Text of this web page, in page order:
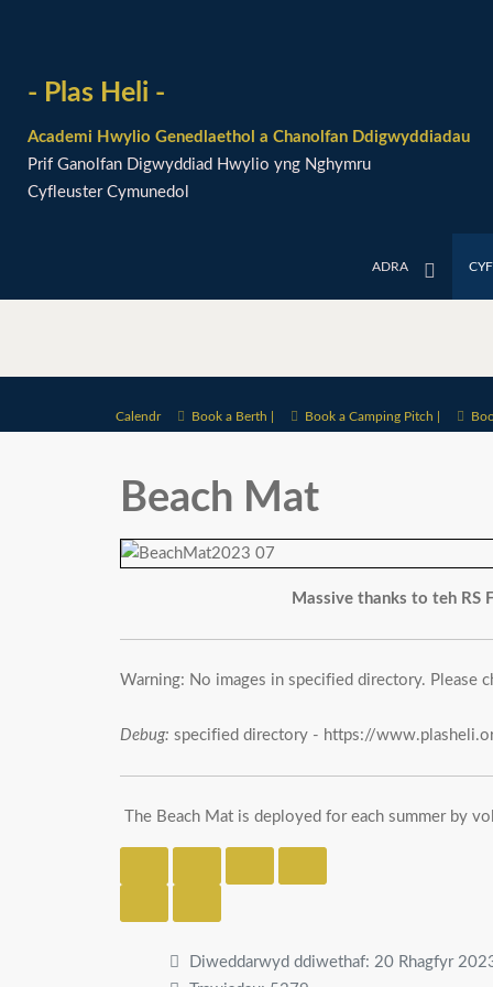
- Plas Heli -
Academi Hwylio Genedlaethol a Chanolfan Ddigwyddiadau
Prif Ganolfan Digwyddiad Hwylio yng Nghymru
Cyfleuster Cymunedol
ADRA
Calendr Book a Berth | Book a Camping Pitch |
Beach Mat
Massive thanks to teh RS
Warning: No images in specified directory. Please
Debug: specified directory - https://
The Beach Mat is deployed for each summer by
Diweddarwyd ddiwethaf: 20 Rhagfyr